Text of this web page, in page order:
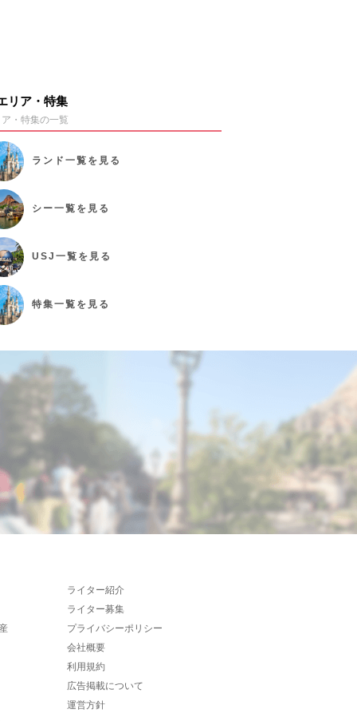
リア・特集
・特集の一覧
ランド 一覧を見る
シー一覧を見る
USJ 一覧を見る
特集一覧を見る
ライター紹介
ライター募集
プライバシーポリシー
会社概要
利用規約
広告掲載について
運営方針